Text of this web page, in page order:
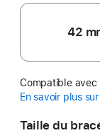
42
Compatible avec
En savoir plus
Taille du